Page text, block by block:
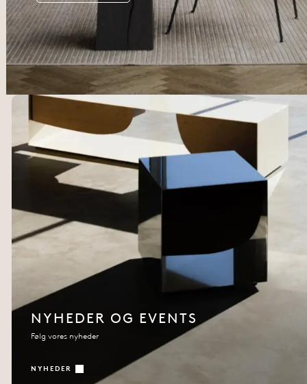
NYHEDER OG EVENTS
Følg vores nyheder
NYHEDER